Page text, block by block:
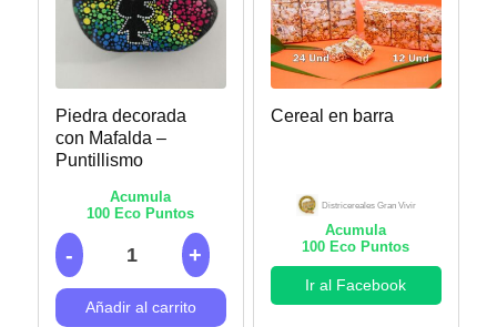
Piedra decorada
con Mafalda –
Puntillismo
Acumula
100 Eco Puntos
Añadir al carrito
Cereal en barra
Districereales Gran Vivir
Acumula
100 Eco Puntos
Ir al Facebook